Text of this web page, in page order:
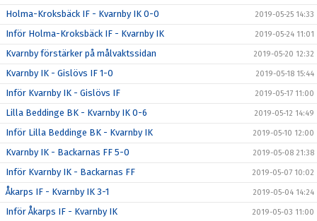
Holma-Kroksbäck IF - Kvarnby IK 0-0 2019-05-25 14:33
Inför Holma-Kroksbäck IF - Kvarnby IK 2019-05-24 11:01
Kvarnby förstärker på målvaktssidan 2019-05-20 12:32
Kvarnby IK - Gislövs IF 1-0 2019-05-18 15:44
Inför Kvarnby IK - Gislövs IF 2019-05-17 11:00
Lilla Beddinge BK - Kvarnby IK 0-6 2019-05-12 14:49
Inför Lilla Beddinge BK - Kvarnby IK 2019-05-10 12:00
Kvarnby IK - Backarnas FF 5-0 2019-05-08 21:38
Inför Kvarnby IK - Backarnas FF 2019-05-07 10:02
Åkarps IF - Kvarnby IK 3-1 2019-05-04 14:24
Inför Åkarps IF - Kvarnby IK 2019-05-03 11:00